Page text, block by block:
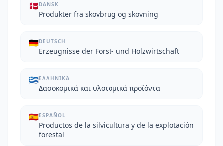
🇩🇰 DANSK
Produkter fra skovbrug og skovning
🇩🇪DEUTSCH
Erzeugnisse der Forst- und Holzwirtschaft
🇬🇷ΕΛΛΗΝΙΚΆ
Δασοκομικά και υλοτομικά προϊόντα
🇪🇸ESPAÑOL
Productos de la silvicultura y de la explotación
forestal